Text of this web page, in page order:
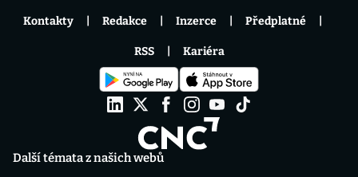
Další témata z našich webů
Kontakty Redakce Inzerce Předplatné
RSS Kariéra